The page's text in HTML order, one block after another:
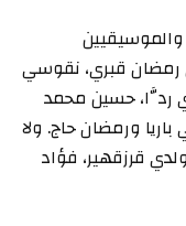
رمضان قبري، نقوسي
ردَّا، حسين محمد
ورمضان حاج. ولا
قرزقهير، فؤاد